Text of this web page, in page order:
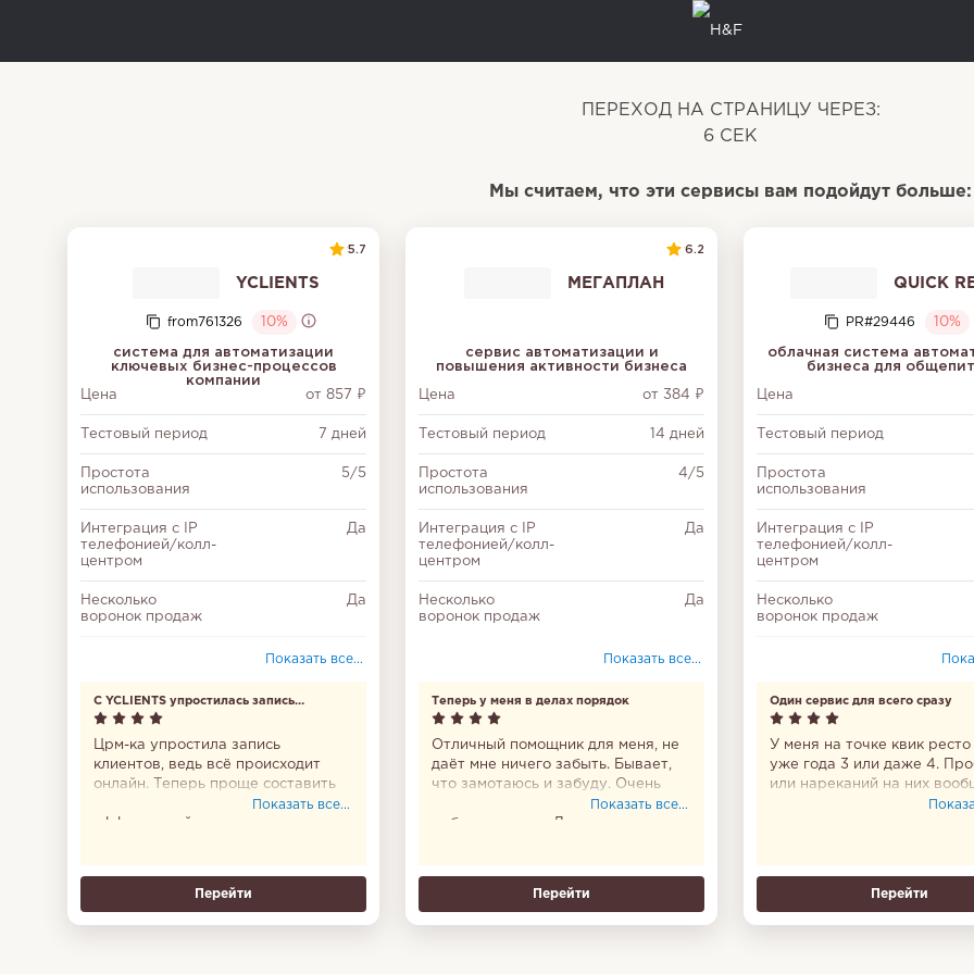
ПЕРЕХОД НА СТРАНИЦУ ЧЕРЕЗ:
5 СЕК
Мы считаем, что эти сервисы вам подойдут больше:
5.7
YCLIENTS
from761326 10%
система для автоматизации
ключевых бизнес-процессов
компании
Цена
от 857 ₽
Тестовый период 7 дней
Простота
использования
5/5
Интеграция с IP
телефонией/колл-
центром
Да
Несколько
воронок продаж
Да
Да
Отчеты
Тайм-менеджмент
Да
Показать все...
С YCLIENTS упростилась запись
клиентов
Црм-ка упростила запись
клиентов, ведь всё происходит
онлайн. Теперь проще составить
график и сделать работу
эффективней.
Показать все...
Перейти
6.2
МЕГАПЛАН
сервис автоматизации и
повышения активности бизнеса
Цена от 384 ₽
Тестовый период 14 дней
Простота
использования
4/5
Интеграция с IP
телефонией/колл-
центром
Да
Несколько
воронок продаж
Да
Показать все...
Теперь у меня в делах порядок
Отличный помощник для меня, не
даёт мне ничего забыть. Бывает,
что замотаюсь и забуду. Очень
удобно, что приложение
мобильное есть. Доверяю ему на
Показать все...
Перейти
QUICK
PR#29446 10%
облачная система
бизнеса для
Цена
Тестовый период
Простота
использования
Интеграция с IP
телефонией/колл-
центром
Несколько
воронок продаж
Отчеты
Тайм-менеджмент
Один сервис для всего сразу
У меня на точке квик ресто
уже года 3 или даже 4.
или нареканий на них
никаких нет. Бронируем
Перейти